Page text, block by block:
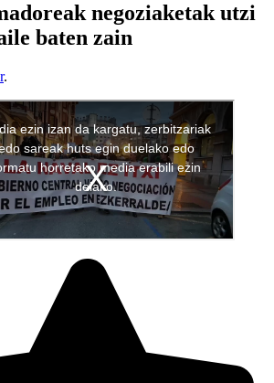
negoziaketak utzi
baten zain
.